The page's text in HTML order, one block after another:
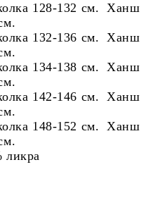
128-132 см. Ханш
132-136 см. Ханш
134-138 см. Ханш
142-146 см. Ханш
148-152 см. Ханш
ликра